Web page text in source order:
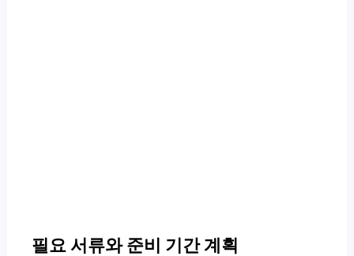
필요 서류와 준비 기간 계획